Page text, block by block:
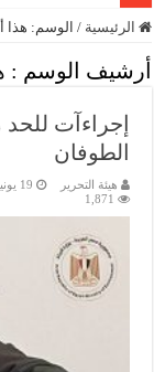
الرئيسية / الوسم: هذا
أرشيف الوسم :
إجراءآت للحد
الطوفان
هيئة التحرير 19 يونيو، 2023
1,871